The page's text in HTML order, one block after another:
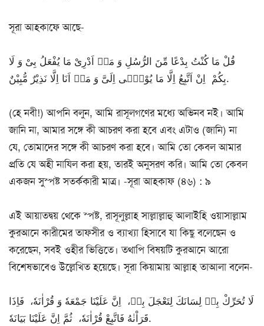
সূরা আহকাফে আছে-
قُلْ مَا كُنْتُ بِدْعًا مِّنَ الرُّسُلِ وَ مَاۤ اَدْرِیْ مَا یُفْعَلُ بِیْ وَ لَا
بِكُمْ اِنْ اَتَّبِعُ اِلَّا مَا یُوْحٰۤی اِلَیَّ وَ مَاۤ اَنَا اِلَّا نَذِیْرٌ مُّبِیْنٌ.
(হে নবী!) আপনি বলুন, আমি রাসূলগণের মধ্যে অভিনব নই। আমি
জানি না, আমার সঙ্গে কী আচরণ করা হবে এবং এটাও (জানি) না
যে, তোমাদের সঙ্গে কী আচরণ করা হবে। আমি তো কেবল আমার
প্রতি যে অহী নাযিল করা হয়, তারই অনুসরণ করি। আমি তো কেবল
একজন সুস্পষ্ট সতর্ককারী মাত্র। -সূরা আহকাফ (৪৬) : ৯
এই আয়াতদ্বয় থেকে স্পষ্ট, রাসূলুল্লাহ সাল্লাল্লাহু আলাইহি ওয়াসাল্লাম
কুরআনে কারীমের তাফসীর ও ব্যাখ্যা হিসাবে যা কিছু বলেছেন ও
করেছেন, সবই ওহীর ভিত্তিতে। তথাপি বিষয়টি কুরআনে আরো
বিশেষভাবেও উল্লেখিত হয়েছে। সূরা কিয়ামায় আল্লাহ তাআলা বলেন-
لَا تُحَرِّكْ بِهٖ لِسَانَكَ لِتَعْجَلَ بِهٖ، اِنَّ عَلَیْنَا جَمْعَهٗ وَ قُرْاٰنَهٗ، فَاِذَا
قَرَاْنٰهُ فَاتَّبِعْ قُرْاٰنَهٗ، ثُمَّ اِنَّ عَلَیْنَا بَیَانَهٗ.